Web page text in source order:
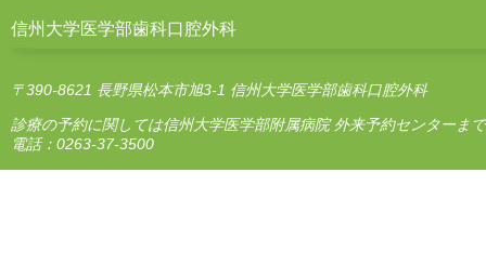
信州大学医学部歯科口腔外科
〒390-8621 長野県松本市旭3-1 信州大学医学部歯科口腔外科
診療の予約に関しては信州大学医学部附属病院 外来予約センターまで
電話：0263-37-3500